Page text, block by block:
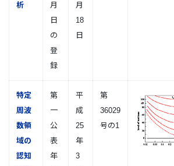
析
月
日
の
登
録
月
18
日
特定
周波
数領
域の
認知
第
一
公
表
年
平
成
25
年
3
第
36029
号の1